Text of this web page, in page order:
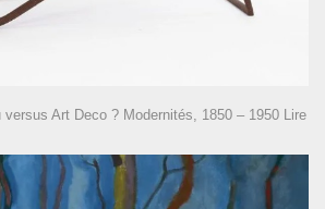
versus Art Deco ? Modernités, 1850 – 1950 Lire